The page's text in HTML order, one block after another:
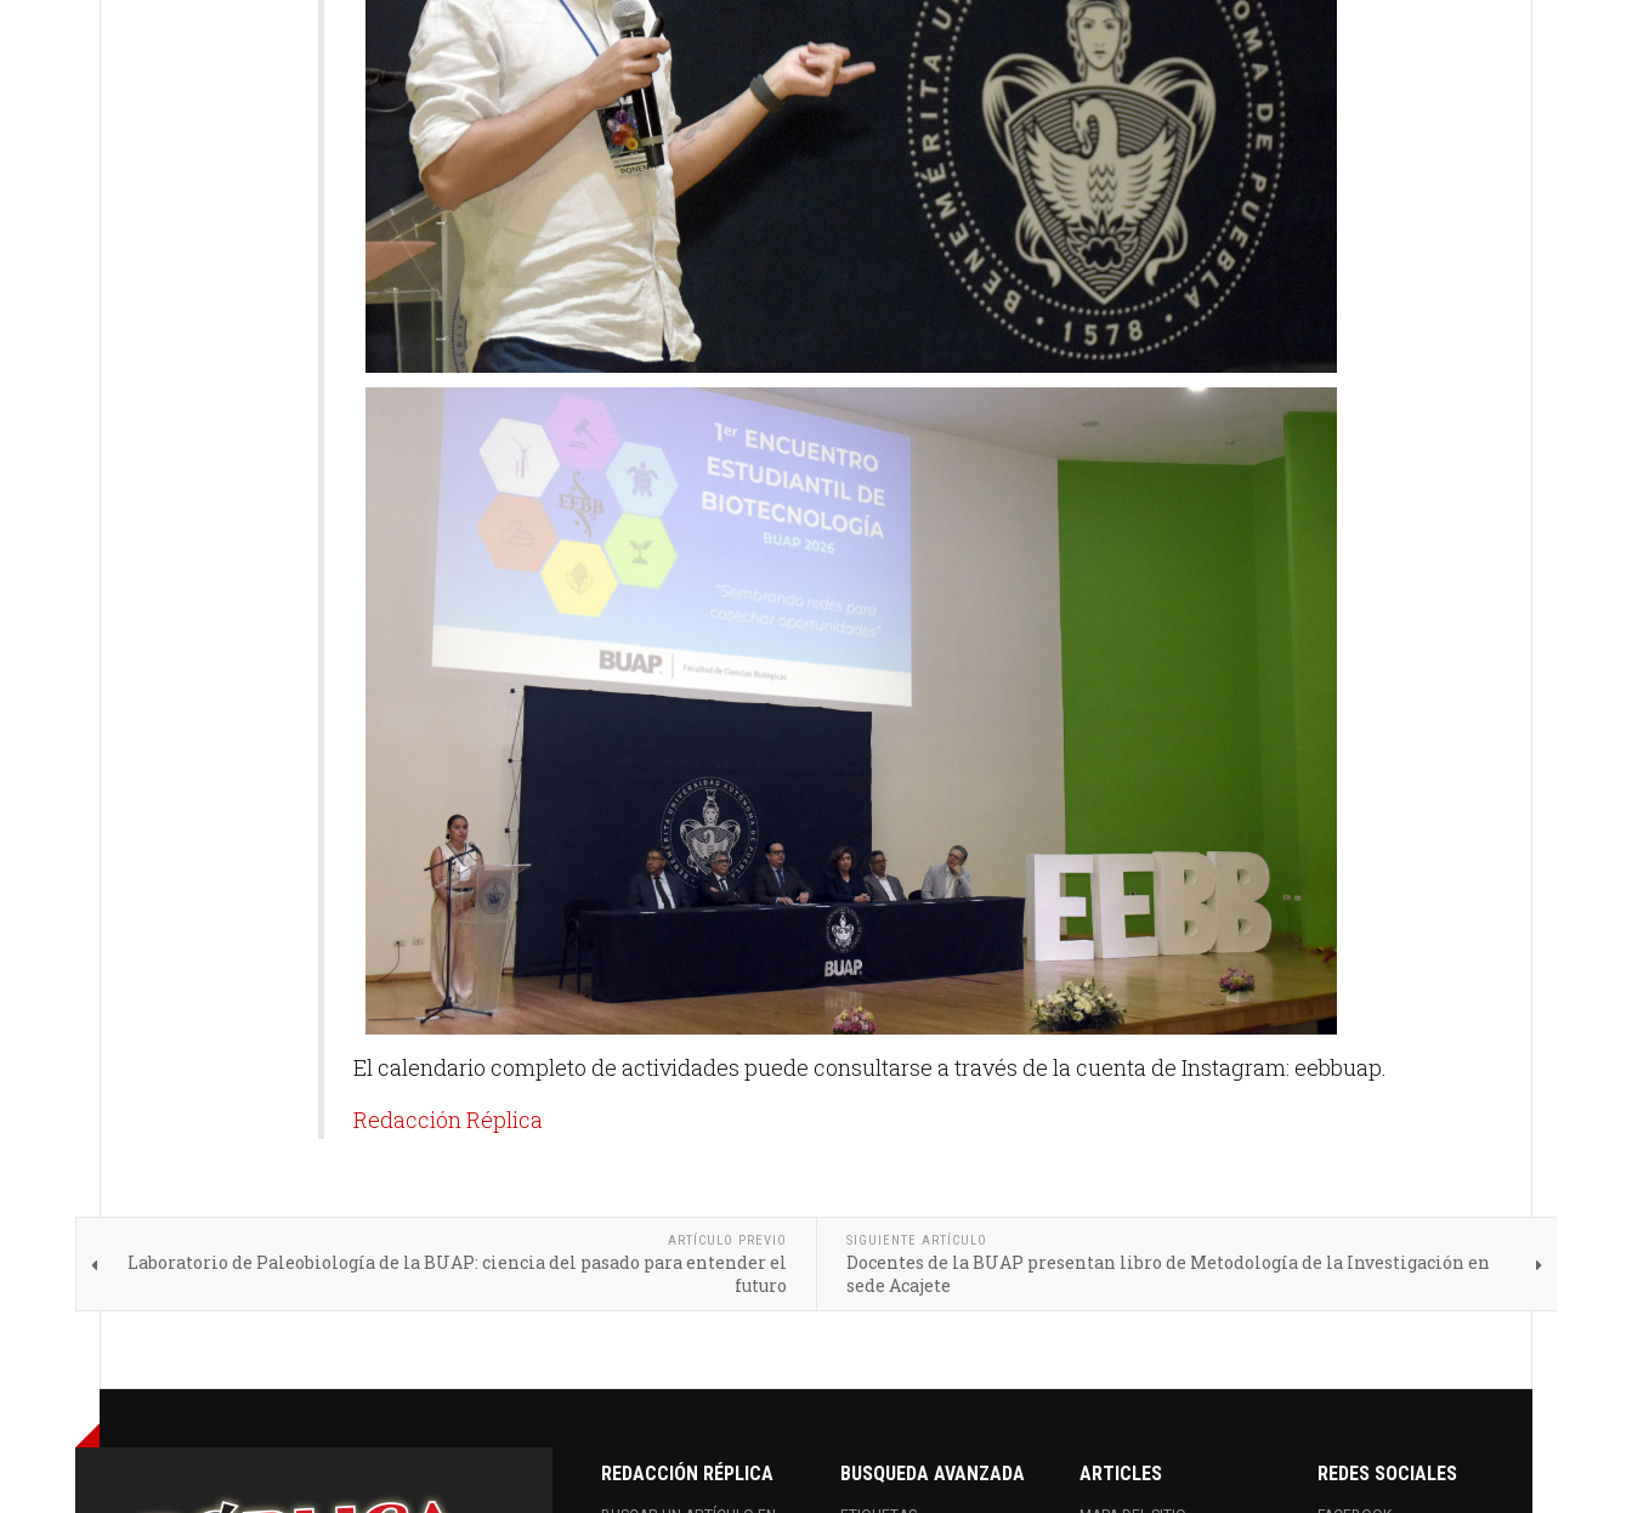
El calendario completo de actividades puede consultarse a través de la cuenta de Instagram: eebbuap.
Redacción Réplica
ARTÍCULO PREVIO
Laboratorio de Paleobiología de la BUAP: ciencia del pasado para entender el
futuro
SIGUIENTE ARTÍCULO
Docentes de la BUAP presentan libro de Metodología de la Investigación en
sede Acajete
REDACCIÓN RÉPLICA BUSQUEDA AVANZADA ARTICLES REDES SOCIALES